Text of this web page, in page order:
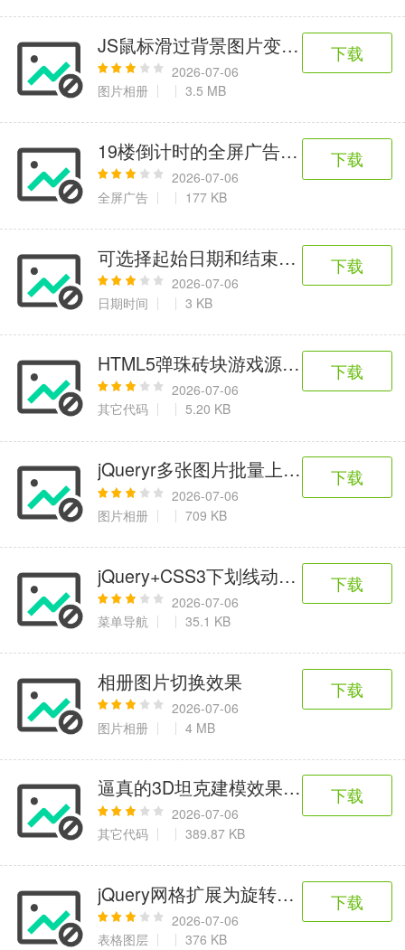
JS鼠标滑过背景图片变化特效
2026-07-06
图片相册
3.5 MB
下载
19楼倒计时的全屏广告代码
2026-07-06
全屏广告
177 KB
下载
可选择起始日期和结束日期的时间选
2026-07-06
日期时间
3 KB
下载
HTML5弹珠砖块游戏源代码
2026-07-06
其它代码
5.20 KB
下载
jQueryr多张图片批量上传代码
2026-07-06
图片相册
709 KB
下载
jQuery+CSS3下划线动画导航特效
2026-07-06
菜单导航
35.1 KB
下载
相册图片切换效果
2026-07-06
图片相册
4 MB
下载
逼真的3D坦克建模效果代码
2026-07-06
其它代码
389.87 KB
下载
jQuery网格扩展为旋转木马特效
2026-07-06
表格图层
376 KB
下载